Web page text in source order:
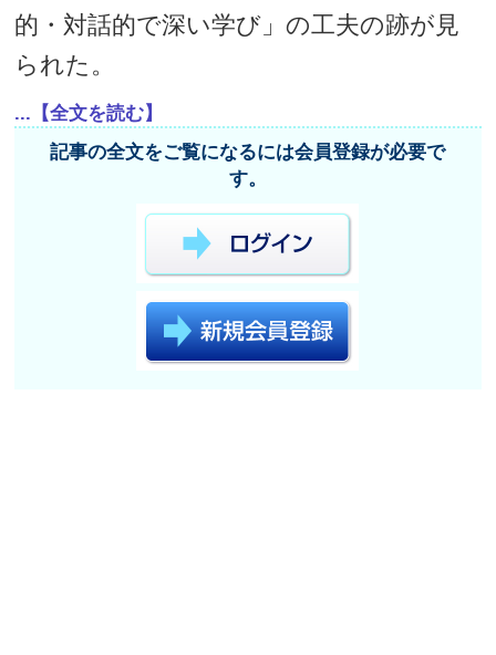
的・対話的で深い学び」の工夫の跡が見
られた。
...【全文を読む】
記事の全文をご覧になるには会員登録が必要で
す。